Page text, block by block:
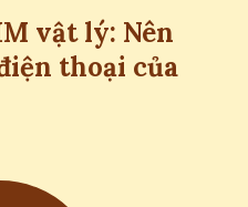
vật lý: Nên
thoại của